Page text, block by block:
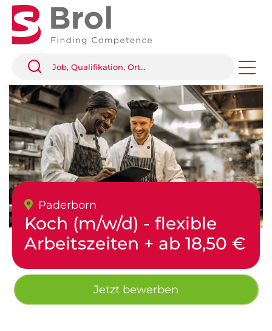
Paderborn
Koch (m/w/d) - flexible
Arbeitszeiten + ab 18,50 €
Jetzt bewerben